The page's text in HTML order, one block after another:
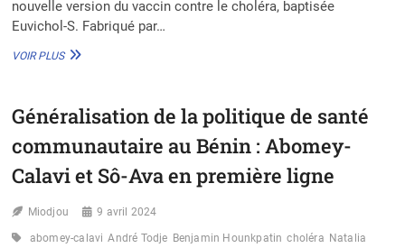
nouvelle version du vaccin contre le choléra, baptisée
Euvichol-S. Fabriqué par…
VOIR PLUSLUTTE
:
APPROUVE
UNE
NOUVELLE
DU
VACCIN
Généralisation de la politique de santé
communautaire au Bénin : Abomey-
Calavi et Sô-Ava en première ligne
Miodjou 9 avril 2024
abomey-calavi André Todje Benjamin Hounkpatin choléra Natalia